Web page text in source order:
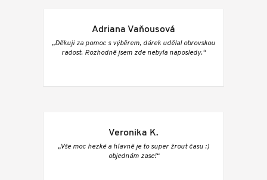
Adriana Vaňousová
„Děkuji za pomoc s výběrem, dárek udělal obrovskou
radost. Rozhodně jsem zde nebyla naposledy.“
Veronika K.
„Vše moc hezké a hlavně je to super žrout času :)
objednám zase!“